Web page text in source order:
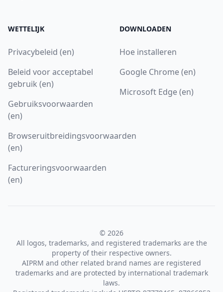
WETTELIJK
Privacybeleid (en)
Beleid voor acceptabel
gebruik (en)
Gebruiksvoorwaarden
(en)
Browseruitbreidingsvoorwaarden
(en)
Factureringsvoorwaarden
(en)
DOWNLOADEN
Hoe installeren
Google Chrome (en)
Microsoft Edge (en)
© 2026
All logos, trademarks, and registered trademarks are the
property of their respective owners.
AIPRM and other related brand names are registered
trademarks and are protected by international trademark
laws.